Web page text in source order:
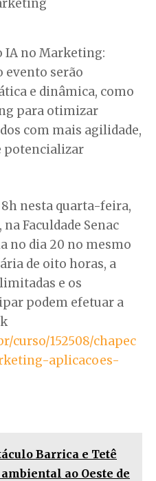
IA no Marketing:
evento serão
e dinâmica, como
para otimizar
com mais agilidade,
potencializar
nesta quarta-feira,
na Faculdade Senac
no dia 20 no mesmo
de oito horas, a
e os
podem efetuar a
curso/152508/chapec
aplicacoes-
Barrica e Tetê
ao Oeste de